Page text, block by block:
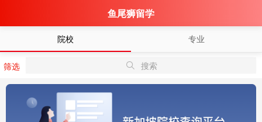
鱼尾狮留学
院校 专业
筛选 搜索